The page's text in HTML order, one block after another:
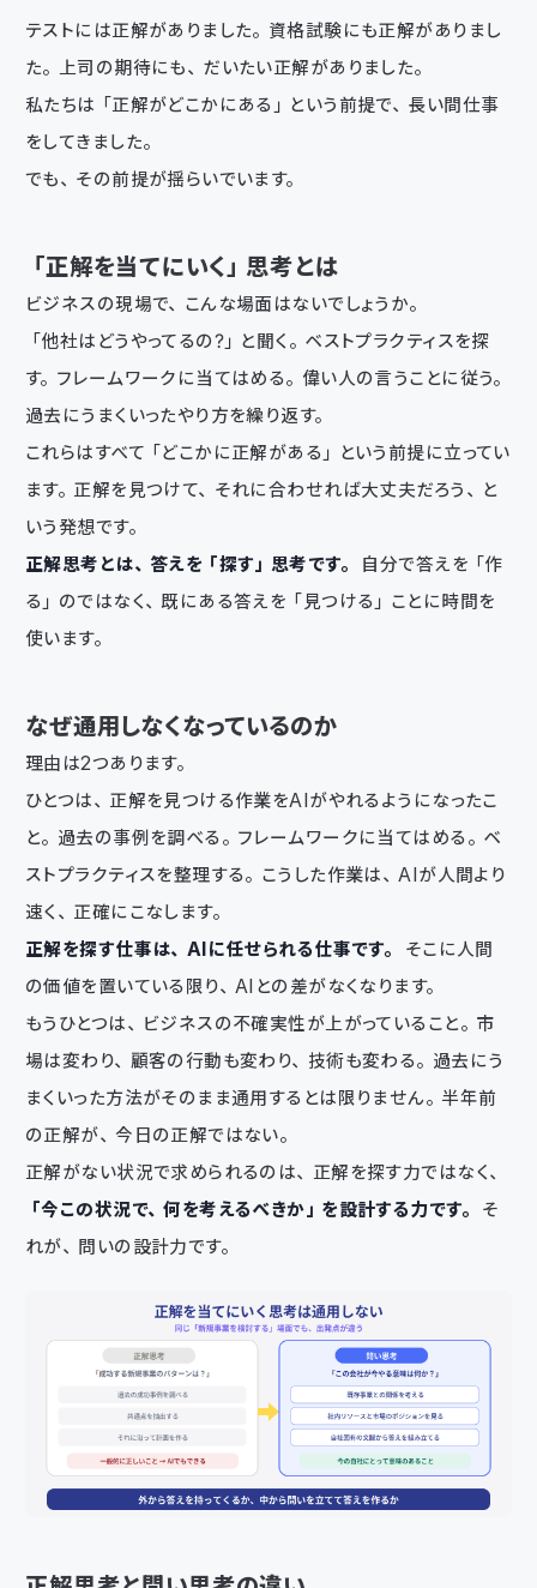
テストには正解がありました。資格試験にも正解がありまし
た。上司の期待にも、だいたい正解がありました。
私たちは「正解がどこかにある」という前提で、長い間仕事
をしてきました。
でも、その前提が揺らいでいます。
「正解を当てにいく」思考とは
ビジネスの現場で、こんな場面はないでしょうか。
「他社はどうやってるの？」と聞く。ベストプラクティスを探
す。フレームワークに当てはめる。偉い人の言うことに従う。
過去にうまくいったやり方を繰り返す。
これらはすべて「どこかに正解がある」という前提に立ってい
ます。正解を見つけて、それに合わせれば大丈夫だろう、と
いう発想です。
正解思考とは、答えを「探す」思考です。
自分で答えを「作
る」のではなく、既にある答えを「見つける」ことに時間を
使います。
なぜ通用しなくなっているのか
理由は2つあります。
ひとつは、正解を見つける作業をAIがやれるようになったこ
と。過去の事例を調べる。フレームワークに当てはめる。ベ
ストプラクティスを整理する。こうした作業は、AIが人間より
速く、正確にこなします。
正解を探す仕事は、AIに任せられる仕事です。
そこに人間
の価値を置いている限り、AIとの差がなくなります。
もうひとつは、ビジネスの不確実性が上がっていること。市
場は変わり、顧客の行動も変わり、技術も変わる。過去にう
まくいった方法がそのまま通用するとは限りません。半年前
の正解が、今日の正解ではない。
正解がない状況で求められるのは、正解を探す力ではなく、
「今この状況で、何を考えるべきか」を設計する力です。
そ
れが、問いの設計力です。